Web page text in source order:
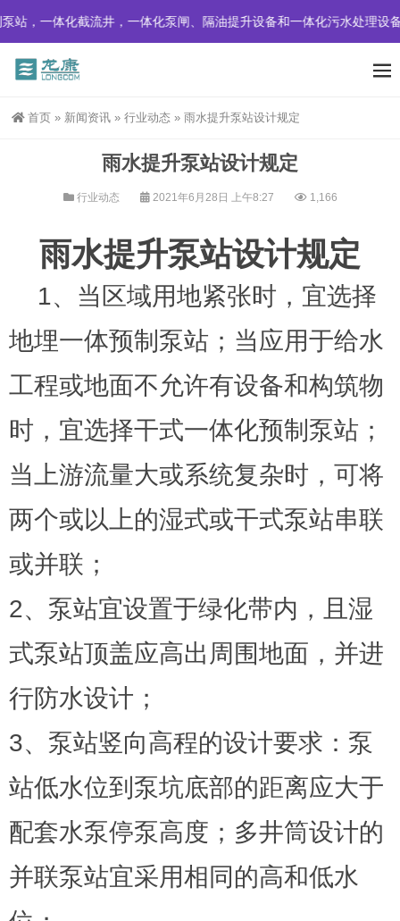
，一体化截流井，一体化泵闸、隔油提升设备和一体化污水处理设备
首页 » 新闻资讯 » 行业动态 » 雨水提升泵站设计规定
雨水提升泵站设计规定
行业动态 2021年6月28日 上午8:27 1,166
雨水提升泵站设计规定
1、当区域用地紧张时，宜选择
地埋一体预制泵站；当应用于给水
工程或地面不允许有设备和构筑物
时，宜选择干式一体化预制泵站；
当上游流量大或系统复杂时，可将
两个或以上的湿式或干式泵站串联
或并联；
2、泵站宜设置于绿化带内，且湿
式泵站顶盖应高出周围地面，并进
行防水设计；
3、泵站竖向高程的设计要求：泵
站低水位到泵坑底部的距离应大于
配套水泵停泵高度；多井筒设计的
并联泵站宜采用相同的高和低水